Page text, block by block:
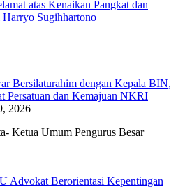
atas Kenaikan Pangkat dan
Sugihhartono
Bersilaturahim dengan Kepala BIN,
Persatuan dan Kemajuan NKRI
2026
Ketua Umum Pengurus Besar
Advokat Berorientasi Kepentingan